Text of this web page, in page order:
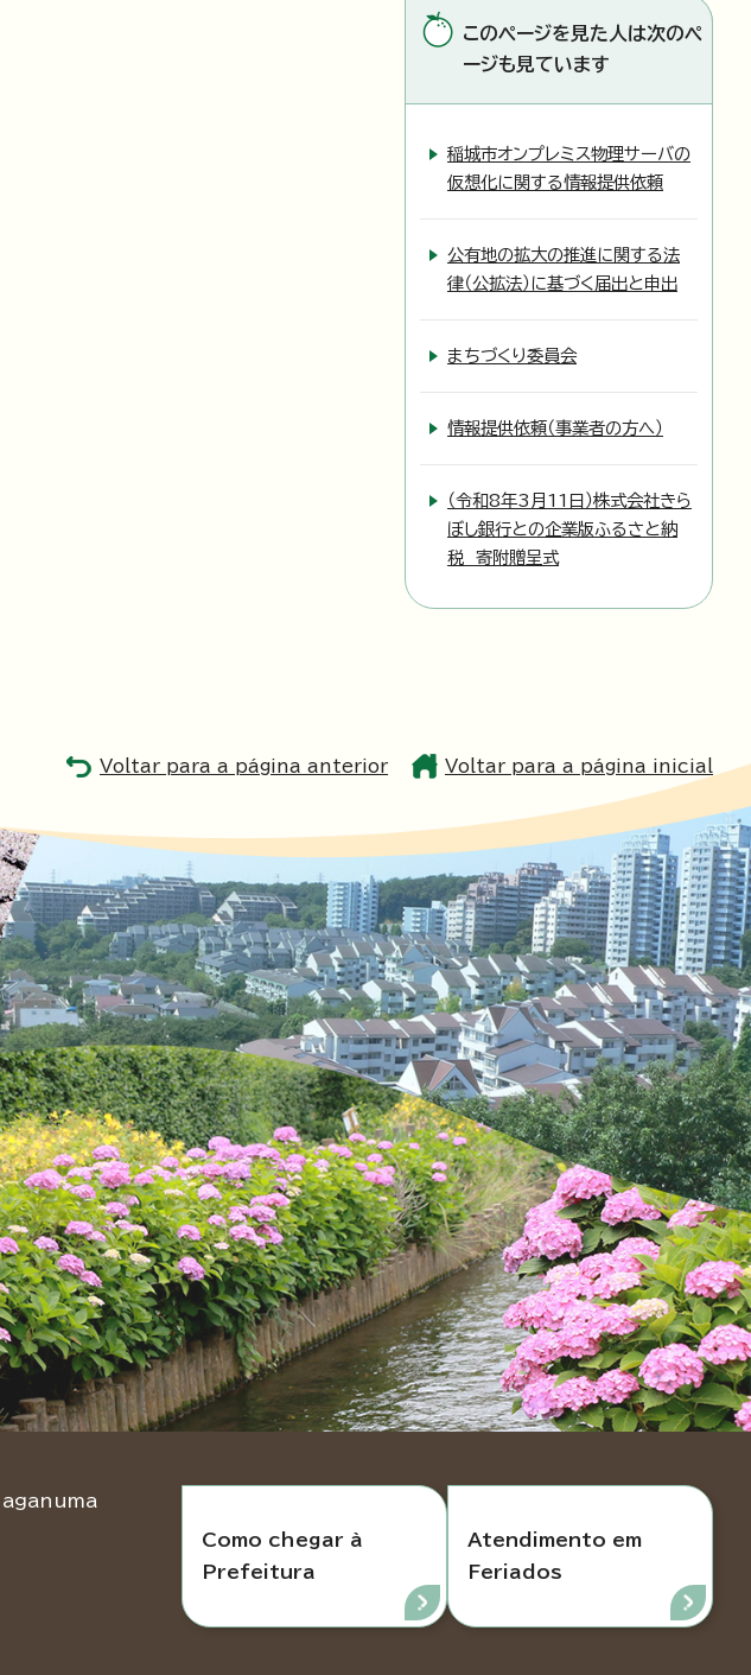
このページを見た人は次のペ
ージも見ています
稲城市オンプレミス物理サーバの
仮想化に関する情報提供依頼
公有地の拡大の推進に関する法
律（公拡法）に基づく届出と申出
まちづくり委員会
情報提供依頼（事業者の方へ）
（令和8年3月11日）株式会社きら
ぼし銀行との企業版ふるさと納
税 寄附贈呈式
Voltar para a página anterior Voltar para a página inicial
Como chegar à
Prefeitura
Atendimento em
Feriados